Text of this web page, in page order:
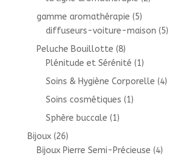
gamme aromathérapie (5)
diffuseurs-voiture-maison (5)
Peluche Bouillotte (8)
Plénitude et Sérénité (1)
Soins & Hygiène Corporelle (4)
Soins cosmétiques (1)
Sphère buccale (1)
Bijoux (26)
Bijoux Pierre Semi-Précieuse (4)